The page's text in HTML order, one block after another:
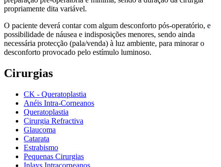
propriamente dita variável.
O paciente deverá contar com algum desconforto pós-operatório, e
possibilidade de náusea e indisposições menores, sendo ainda
necessária protecção (pala/venda) à luz ambiente, para minorar o
desconforto provocado pelo estímulo luminoso.
Cirurgias
CK - Queratoplastia
Anéis Intra-Corneanos
Queratoplastia
Cirurgia Refractiva
Glaucoma
Catarata
Estrabismo
Pequenas Cirurgias
Inlays Intracorneanos